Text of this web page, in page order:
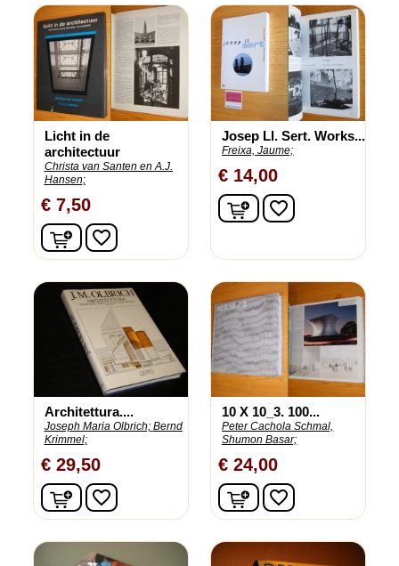
Licht in de
architectuur
Christa van Santen en A.J.
Hansen;
€ 7,50
In winkelwagen
favorite_border
Josep Ll. Sert. Works...
Freixa, Jaume;
€ 14,00
In winkelwagen
favorite_border
Architettura....
Joseph Maria Olbrich; Bernd
Krimmel;
€ 29,50
In winkelwagen
favorite_border
10 X 10_3. 100...
Peter Cachola Schmal,
Shumon Basar;
€ 24,00
In winkelwagen
favorite_border